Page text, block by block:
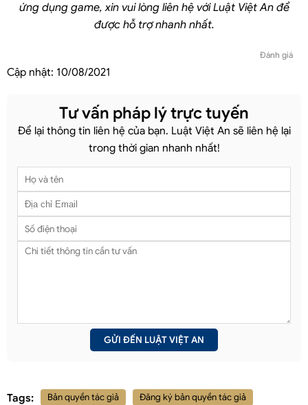
ứng dụng game, xin vui lòng liên hệ với Luật Việt An để
được hỗ trợ nhanh nhất.
Đánh giá
Cập nhật: 10/08/2021
Tư vấn pháp lý trực tuyến
Để lại thông tin liên hệ của bạn. Luật Việt An sẽ liên hệ lại
trong thời gian nhanh nhất!
Tags: Bản quyền tác giả
Đăng ký bản quyền tác giả